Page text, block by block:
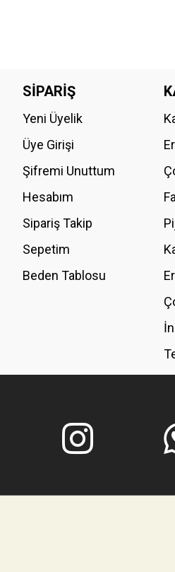
SİPARİŞ
Yeni Üyelik
Üye Girişi
Şifremi Unuttum
Hesabım
Sipariş Takip
Sepetim
Beden Tablosu